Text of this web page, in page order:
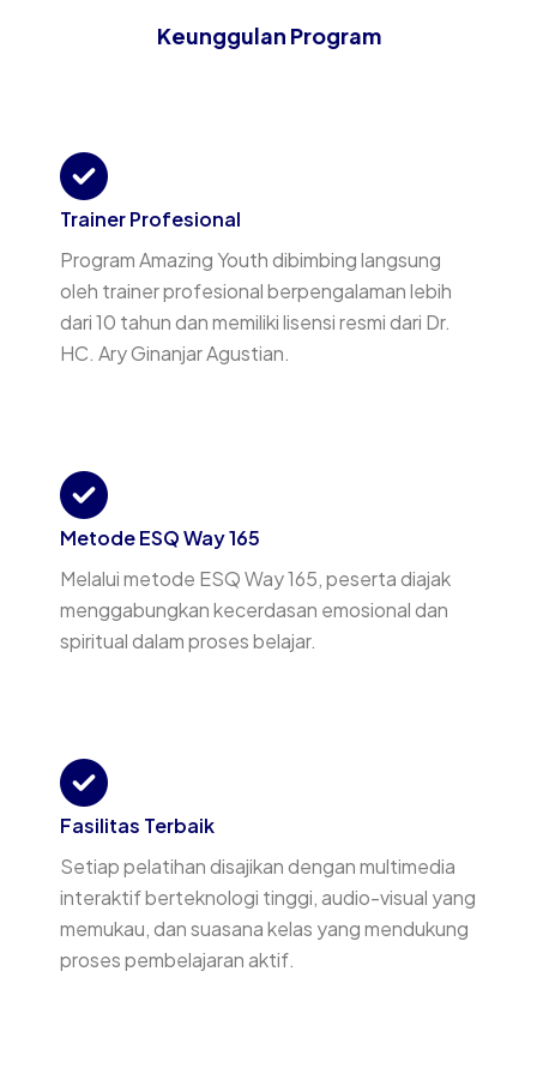
Keunggulan Program
Trainer Profesional
Program Amazing Youth dibimbing langsung
oleh trainer profesional berpengalaman lebih
dari 10 tahun dan memiliki lisensi resmi dari Dr.
HC. Ary Ginanjar Agustian.
Metode ESQ Way 165
Melalui metode ESQ Way 165, peserta diajak
menggabungkan kecerdasan emosional dan
spiritual dalam proses belajar.
Fasilitas Terbaik
Setiap pelatihan disajikan dengan multimedia
interaktif berteknologi tinggi, audio-visual yang
memukau, dan suasana kelas yang mendukung
proses pembelajaran aktif.